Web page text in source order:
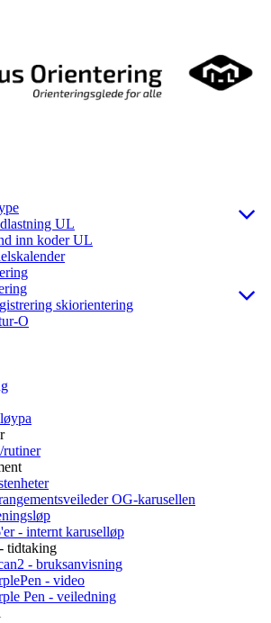
UL
inn koder UL
skiorientering
O
rutiner
OG-karusellen
- internt karuselløp
tidtaking
- bruksanvisning
- video
Pen - veiledning